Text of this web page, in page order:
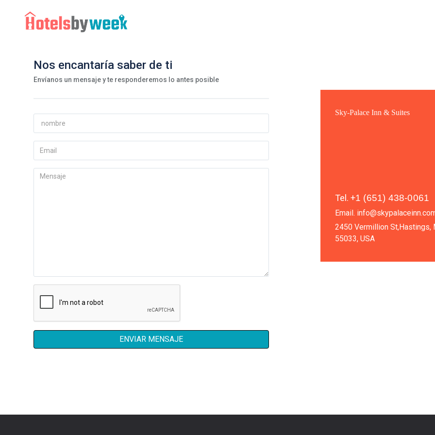
Nos encantaría saber de ti
Envíanos un mensaje y te responderemos lo antes posible
ENVIAR MENSAJE
Sky-Palace Inn & Suites
Tel. +1 (651) 438-0061
Email.
2450 Vermillion St,Hastings,
55033, USA